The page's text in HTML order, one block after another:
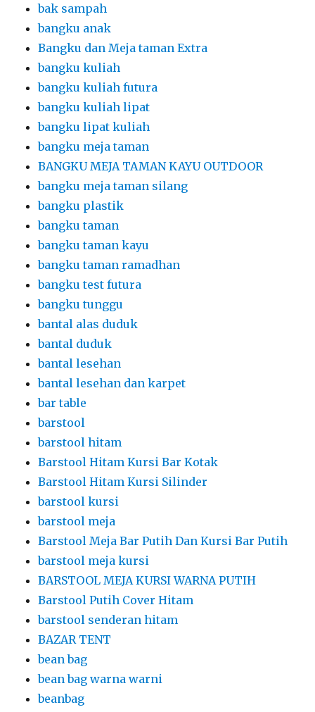
bak sampah
bangku anak
Bangku dan Meja taman Extra
bangku kuliah
bangku kuliah futura
bangku kuliah lipat
bangku lipat kuliah
bangku meja taman
BANGKU MEJA TAMAN KAYU OUTDOOR
bangku meja taman silang
bangku plastik
bangku taman
bangku taman kayu
bangku taman ramadhan
bangku test futura
bangku tunggu
bantal alas duduk
bantal duduk
bantal lesehan
bantal lesehan dan karpet
bar table
barstool
barstool hitam
Barstool Hitam Kursi Bar Kotak
Barstool Hitam Kursi Silinder
barstool kursi
barstool meja
Barstool Meja Bar Putih Dan Kursi Bar Putih
barstool meja kursi
BARSTOOL MEJA KURSI WARNA PUTIH
Barstool Putih Cover Hitam
barstool senderan hitam
BAZAR TENT
bean bag
bean bag warna warni
beanbag